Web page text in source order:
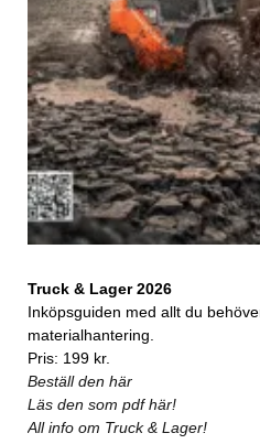
Truck & Lager 2026
Inköpsguiden med allt du
materialhantering.
Pris: 199 kr.
Beställ den här
Läs den som pdf här!
All info om Truck & Lager!